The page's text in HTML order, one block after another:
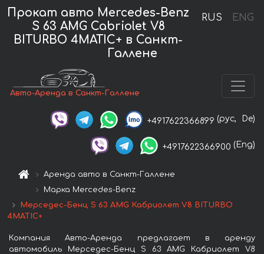
RUS ENG
Прокат авто Mercedes-Benz
S 63 AMG Cabriolet V8
BITURBO 4MATIC+ в Санкт-
Галлене
Авто-Аренда в Санкт-Галлене
+4917622366899 (рус, De)
+4917622366900 (Eng)
Аренда авто в Санкт-Галлене
Марка Mercedes-Benz
Мерседес-Бенц S 63 AMG Кабриолет V8 BITURBO
4MATIC+
Компания Авто-Аренда предлагает в аренду
автомобиль Мерседес-Бенц S 63 AMG Кабриолет V8